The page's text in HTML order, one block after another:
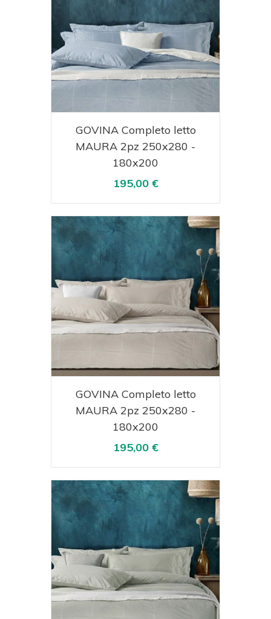
Acquista Visualizza
GOVINA Completo letto
MAURA 2pz 250x280 -
180x200
195,00 €
Acquista Visualizza
GOVINA Completo letto
MAURA 2pz 250x280 -
180x200
195,00 €